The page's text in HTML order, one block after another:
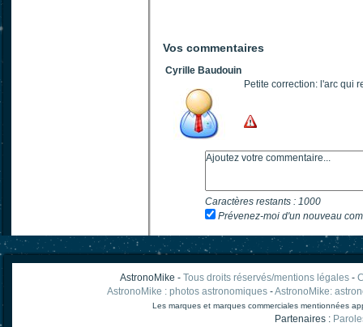
Vos commentaires
Cyrille Baudouin
Petite correction: l'arc qui
Caractères restants : 1000
Prévenez-moi d'un nouveau
AstronoMike - Tous droits réservés/mentions légales-
AstronoMike : photos astronomiques -AstronoMike:
Les marques et marques commerciales mentionnées
Partenaires :